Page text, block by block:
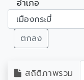
อำเภอ
ตกลง
สถิติภาพรวม